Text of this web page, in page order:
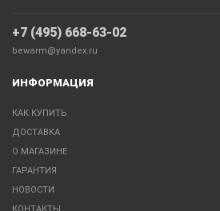
+7 (495) 668-63-02
bewarm@yandex.ru
ИНФОРМАЦИЯ
КАК КУПИТЬ
ДОСТАВКА
О МАГАЗИНЕ
ГАРАНТИЯ
НОВОСТИ